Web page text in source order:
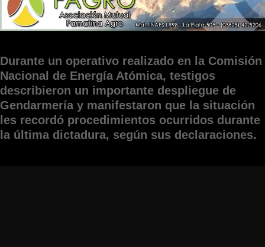
Durante un operativo realizado en la Comisión
Nacional de Energía Atómica, testigos
describieron un importante despliegue de
Gendarmería y manifestaron que la situación
les recordó procedimientos ocurridos durante
la última dictadura, según sus declaraciones.